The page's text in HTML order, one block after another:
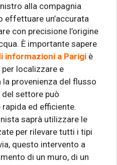
alla compagnia
effettuare un’accurata
con precisione l’origine
È importante sapere
informazioni a Parigi è
localizzare e
provenienza del flusso
del settore può
rapida ed efficiente.
saprà utilizzare le
per rilevare tutti i tipi
questo intervento a
di un muro, di un